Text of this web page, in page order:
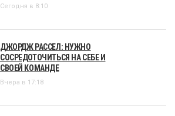
Сегодня в 8:10
ДЖОРДЖ РАССЕЛ: НУЖНО
СОСРЕДОТОЧИТЬСЯ НА СЕБЕ И
СВОЕЙ КОМАНДЕ
Вчера в 17:18